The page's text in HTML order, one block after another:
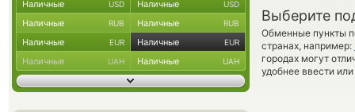
Выберите
Обменные пункты
странах, например:
городах могут
удобнее ввести
Наличные USD Наличные USD
Наличные RUB Наличные RUB
Наличные EUR Наличные EUR
Наличные UAH Наличные UAH